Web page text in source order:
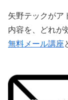
矢野テックがア
内容を、どれが
無料メール講座